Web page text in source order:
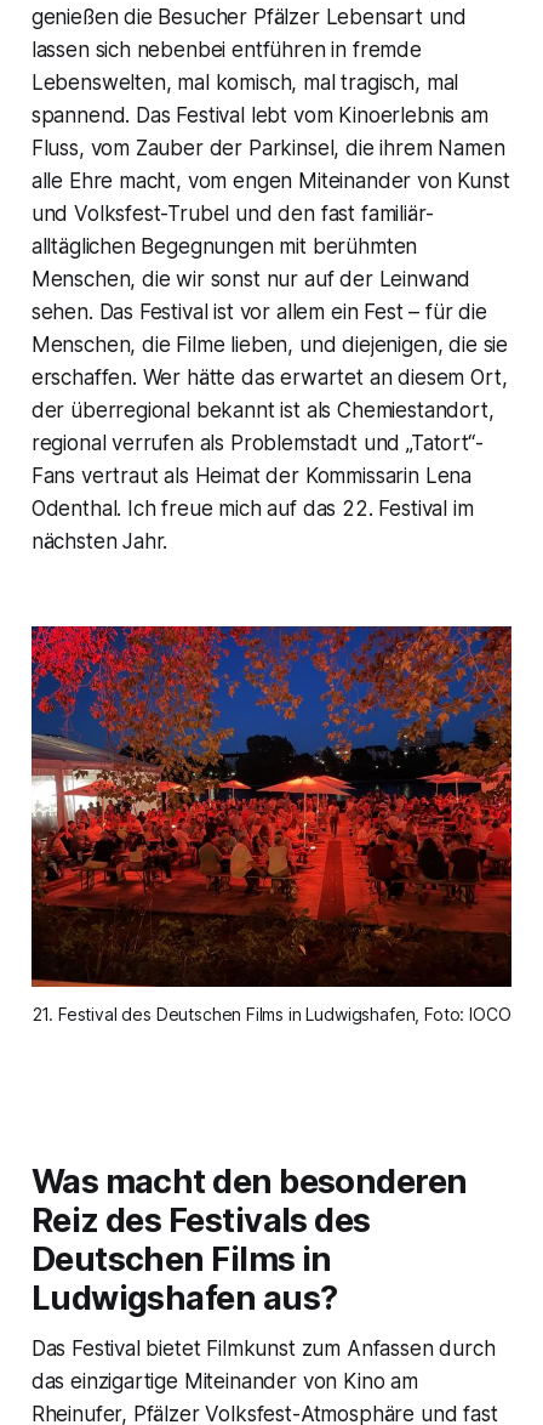
genießen die Besucher Pfälzer Lebensart und
lassen sich nebenbei entführen in fremde
Lebenswelten, mal komisch, mal tragisch, mal
spannend. Das Festival lebt vom Kinoerlebnis am
Fluss, vom Zauber der Parkinsel, die ihrem Namen
alle Ehre macht, vom engen Miteinander von Kunst
und Volksfest-Trubel und den fast familiär-
alltäglichen Begegnungen mit berühmten
Menschen, die wir sonst nur auf der Leinwand
sehen. Das Festival ist vor allem ein Fest – für die
Menschen, die Filme lieben, und diejenigen, die sie
erschaffen. Wer hätte das erwartet an diesem Ort,
der überregional bekannt ist als Chemiestandort,
regional verrufen als Problemstadt und „Tatort“-
Fans vertraut als Heimat der Kommissarin Lena
Odenthal. Ich freue mich auf das 22. Festival im
nächsten Jahr.
21. Festival des Deutschen Films in Ludwigshafen, Foto: IOCO
Was macht den besonderen
Reiz des Festivals des
Deutschen Films in
Ludwigshafen aus?
Das Festival bietet Filmkunst zum Anfassen durch
das einzigartige Miteinander von Kino am
Rheinufer, Pfälzer Volksfest-Atmosphäre und fast